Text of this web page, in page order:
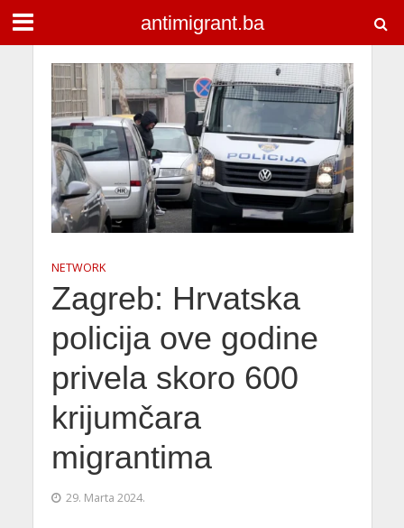
antimigrant.ba
NETWORK
Zagreb: Hrvatska
policija ove godine
privela skoro 600
krijumčara
migrantima
29. Marta 2024.